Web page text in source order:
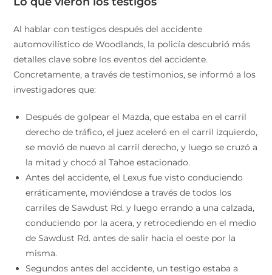
Al hablar con testigos después del accidente
automovilístico de Woodlands, la policía descubrió más
detalles clave sobre los eventos del accidente.
Concretamente, a través de testimonios, se informó a los
investigadores que:
Después de golpear el Mazda, que estaba en el carril
derecho de tráfico, el juez aceleró en el carril izquierdo,
se movió de nuevo al carril derecho, y luego se cruzó a
la mitad y chocó al Tahoe estacionado.
Antes del accidente, el Lexus fue visto conduciendo
erráticamente, moviéndose a través de todos los
carriles de Sawdust Rd. y luego errando a una calzada,
conduciendo por la acera, y retrocediendo en el medio
de Sawdust Rd. antes de salir hacia el oeste por la
misma.
Segundos antes del accidente, un testigo estaba a